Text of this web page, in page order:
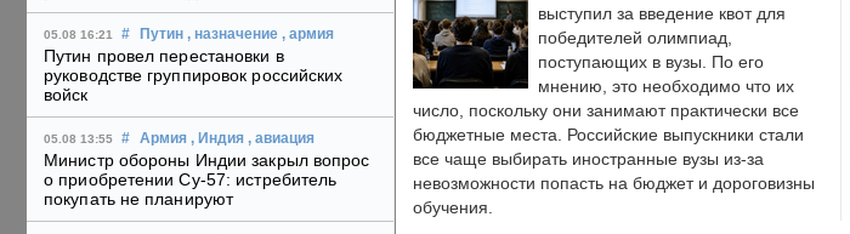
05.08 16:21 # Путин , назначение , армия
Путин провел перестановки в
руководстве группировок российских
войск
05.08 13:55 # Армия , Индия , авиация
Министр обороны Индии закрыл вопрос
о приобретении Су-57: истребитель
покупать не планируют
выступил за введение квот для
победителей олимпиад,
поступающих в вузы. По его
мнению, это необходимо что их
число, поскольку они занимают практически все
бюджетные места. Российские выпускники стали
все чаще выбирать иностранные вузы из-за
невозможности попасть на бюджет и дороговизны
обучения.